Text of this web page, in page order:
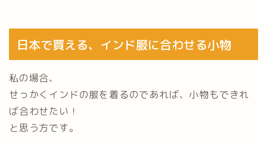
日本で買える、インド服に合わせる小物
私の場合、
せっかくインドの服を着るのであれば、小物もできれ
ば合わせたい！
と思う方です。